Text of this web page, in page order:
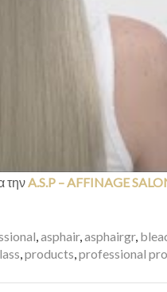
τηνA.S.P – AFFINAGE
,asphair,asphairgr,
,products,professional